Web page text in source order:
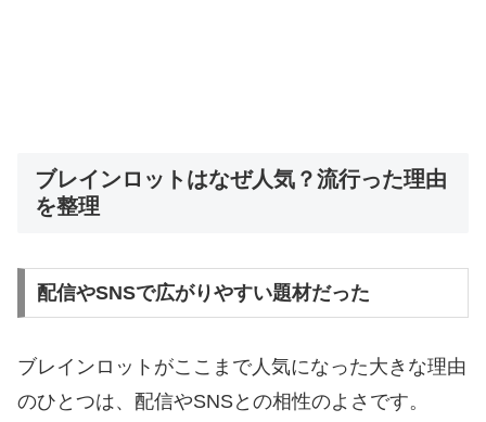
ブレインロットはなぜ人気？流行った理由
を整理
配信やSNSで広がりやすい題材だった
ブレインロットがここまで人気になった大きな理由
のひとつは、配信やSNSとの相性のよさです。